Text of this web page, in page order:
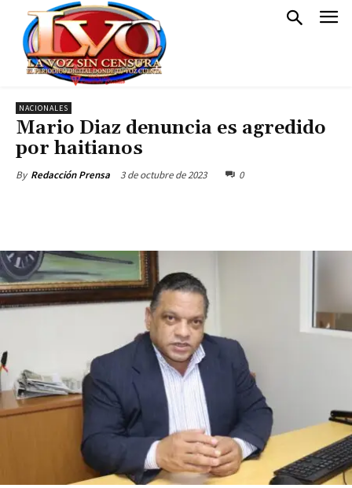
NACIONALES
Mario Diaz denuncia es agredido
por haitianos
By Redacción Prensa 3 de octubre de 2023 0